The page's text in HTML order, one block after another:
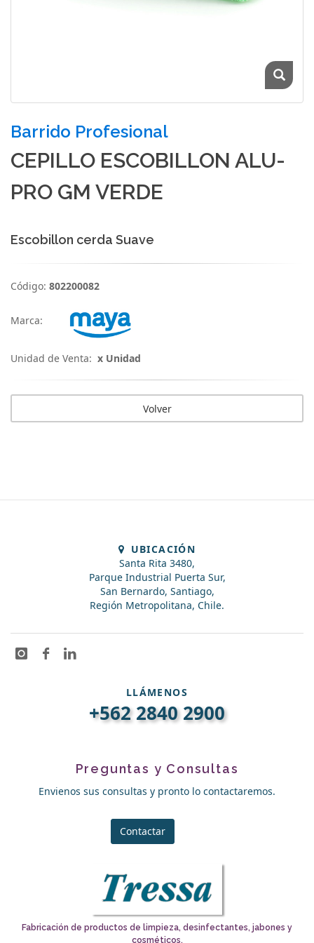
Barrido Profesional
CEPILLO ESCOBILLON ALU-
PRO GM VERDE
Escobillon cerda Suave
Código: 802200082
Marca:
Unidad de Venta: x Unidad
Volver
UBICACIÓN
Santa Rita 3480,
Parque Industrial Puerta Sur,
San Bernardo, Santiago,
Región Metropolitana, Chile.
LLÁMENOS
+562 2840 2900
Preguntas y Consultas
Envienos sus consultas y pronto lo contactaremos.
Contactar
Fabricación de productos de limpieza, desinfectantes, jabones y
cosméticos.